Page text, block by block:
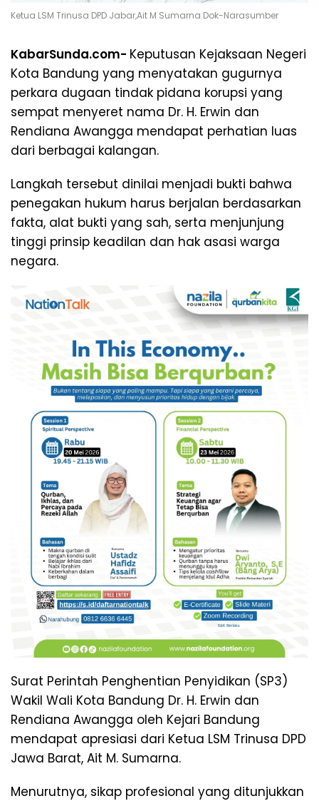
Ketua LSM Trinusa DPD Jabar,Ait M Sumarna.Dok-Narasumber
KabarSunda.com- Keputusan Kejaksaan Negeri
Kota Bandung yang menyatakan gugurnya
perkara dugaan tindak pidana korupsi yang
sempat menyeret nama Dr. H. Erwin dan
Rendiana Awangga mendapat perhatian luas
dari berbagai kalangan.
Langkah tersebut dinilai menjadi bukti bahwa
penegakan hukum harus berjalan berdasarkan
fakta, alat bukti yang sah, serta menjunjung
tinggi prinsip keadilan dan hak asasi warga
negara.
Surat Perintah Penghentian Penyidikan (SP3)
Wakil Wali Kota Bandung Dr. H. Erwin dan
Rendiana Awangga oleh Kejari Bandung
mendapat apresiasi dari Ketua LSM Trinusa DPD
Jawa Barat, Ait M. Sumarna.
Menurutnya, sikap profesional yang ditunjukkan